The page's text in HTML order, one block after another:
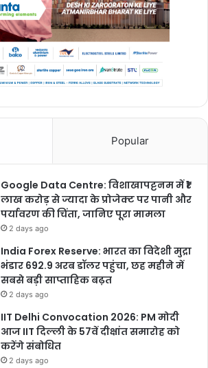
Popular
Google Data Centre: विशाखापट्टनम में ₹1
लाख करोड़ से ज्यादा के प्रोजेक्ट पर पानी और
पर्यावरण की चिंता, जानिए पूरा मामला
2 days ago
India Forex Reserve: भारत का विदेशी मुद्रा
भंडार 692.9 अरब डॉलर पहुंचा, छह महीने में
सबसे बड़ी साप्ताहिक बढ़त
2 days ago
IIT Delhi Convocation 2026: PM मोदी
आज IIT दिल्ली के 57वें दीक्षांत समारोह को
करेंगे संबोधित
2 days ago